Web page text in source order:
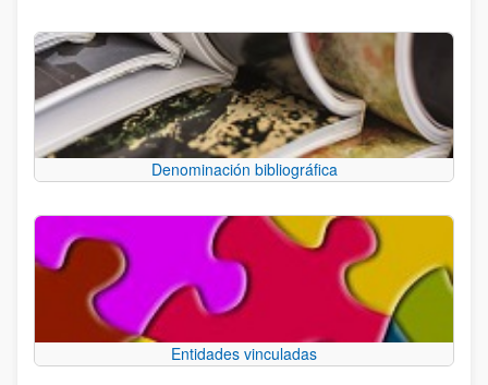
Denominación bibliográfica
Entidades vinculadas